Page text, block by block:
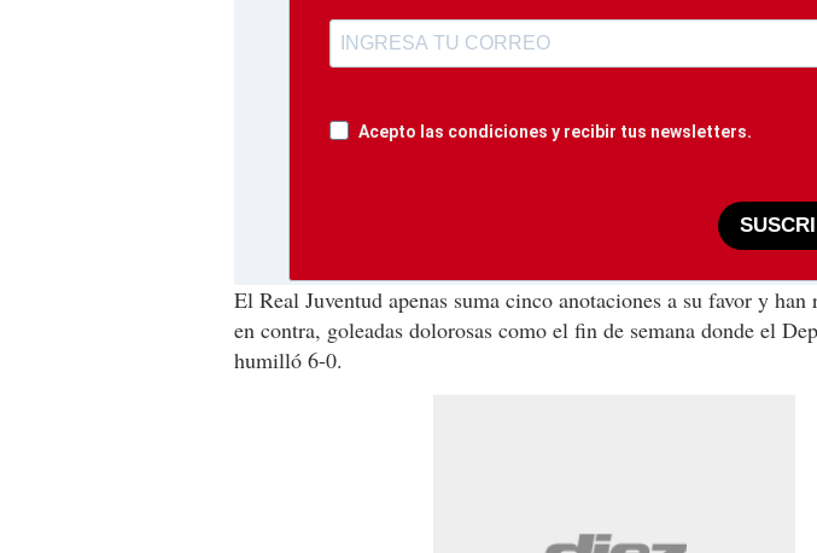
Acepto las condiciones y recibir tus newsletters.
El Real Juventud apenas suma cinco anotaciones a su favor y
en contra, goleadas dolorosas como el fin de semana donde el
humilló 6-0.